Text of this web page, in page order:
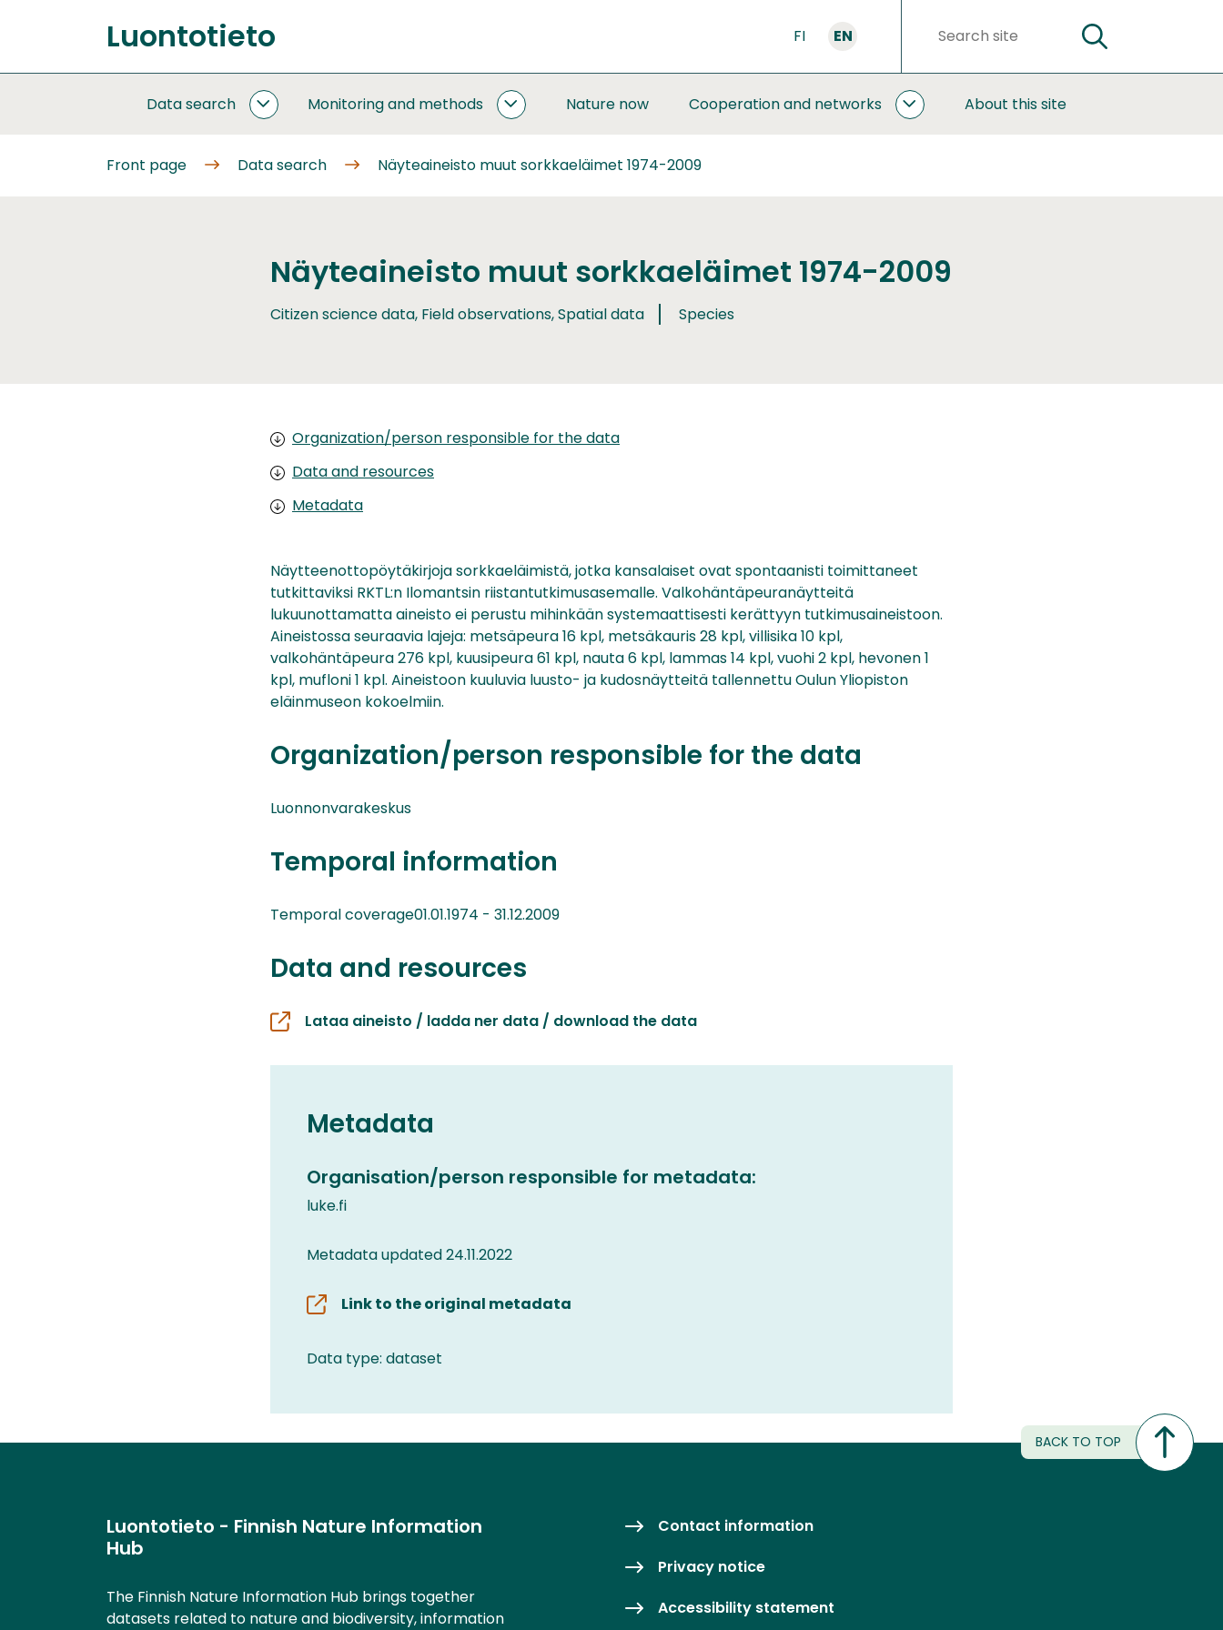
to
content
Front
Luontotieto FI EN
Search
SEARCH
Data search
DATA
Monitoring and methods
MONITORING
SUBPAGES
Nature now Cooperation and networks
COOPERATION
About this site
Front page Data search Näyteaineisto muut sorkkaeläimet 1974-2009
Näyteaineisto muut sorkkaeläimet 1974-2009
Citizen science data, Field observations, Spatial data Species
Organization/person responsible for the data
Data and resources
Metadata
Näytteenottopöytäkirjoja sorkkaeläimistä, jotka kansalaiset ovat spontaanisti toimittaneet
tutkittaviksi RKTL:n Ilomantsin riistantutkimusasemalle. Valkohäntäpeuranäytteitä
lukuunottamatta aineisto ei perustu mihinkään systemaattisesti kerättyyn tutkimusaineistoon.
Aineistossa seuraavia lajeja: metsäpeura 16 kpl, metsäkauris 28 kpl, villisika 10 kpl,
valkohäntäpeura 276 kpl, kuusipeura 61 kpl, nauta 6 kpl, lammas 14 kpl, vuohi 2 kpl, hevonen 1
kpl, mufloni 1 kpl. Aineistoon kuuluvia luusto- ja kudosnäytteitä tallennettu Oulun Yliopiston
eläinmuseon kokoelmiin.
Organization/person responsible for the data
Luonnonvarakeskus
Temporal information
Temporal coverage01.01.1974 - 31.12.2009
Data and resources
Lataa aineisto / ladda ner data / download the data
Metadata
Organisation/person responsible for metadata:
luke.fi
Metadata updated 24.11.2022
Link to the original metadata
Data type: dataset
BACK TO TOP
Luontotieto - Finnish Nature Information
Hub
The Finnish Nature Information Hub brings together
datasets related to nature and biodiversity, information
Contact information
Privacy notice
Accessibility statement